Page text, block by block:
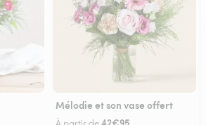
Mélodie et son vase offert